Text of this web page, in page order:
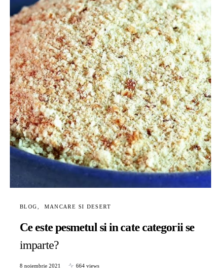
BLOG MANCARE SI DESERT
Ce este pesmetul si in cate categorii se
imparte?
8 noiembrie 2021 664 views